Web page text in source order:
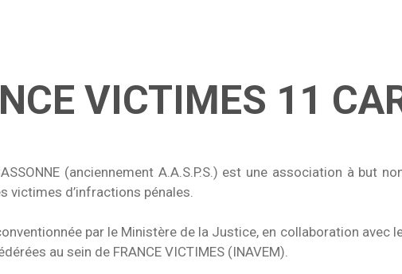
VICTIMES 11
(anciennement A.A.S.P.S.) est une association à
victimes d’infractions pénales.
par le Ministère de la Justice, en collaboration avec
au sein de FRANCE VICTIMES (INAVEM).